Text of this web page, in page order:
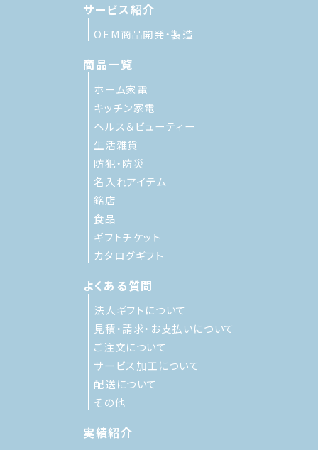
サービス紹介
OEM商品開発・製造
商品一覧
ホーム家電
キッチン家電
ヘルス＆ビューティー
生活雑貨
防犯・防災
名入れアイテム
銘店
食品
ギフトチケット
カタログギフト
よくある質問
法人ギフトについて
見積・請求・お支払いについて
ご注文について
サービス加工について
配送について
その他
実績紹介